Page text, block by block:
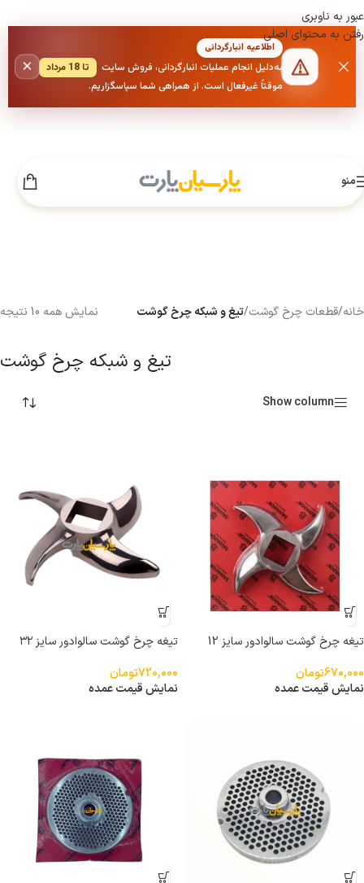
عبور به ناوبری
رفتن به محتوای اصلی
اطلاعیه انبارگردانی
به‌دلیل انجام عملیات انبارگردانی، فروش سایت
تا 18 مرداد
موقتاً غیرفعال است. از همراهی شما سپاسگزاریم.
×
منو
خانه/قطعات چرخ گوشت/تیغ و شبکه چرخ گوشت نمایش همه 10 نتیجه
تیغ و شبکه چرخ گوشت
Show column
تیغه چرخ گوشت سالوادور سایز 12
670,000تومان
نمایش قیمت عمده
تیغه چرخ گوشت سالوادور سایز ۳۲
720,000تومان
نمایش قیمت عمده